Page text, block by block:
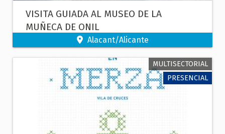
VISITA GUIADA AL MUSEO DE LA
MUÑECA DE ONIL
Alacant/Alicante
MULTISECTORIAL
PRESENCIAL